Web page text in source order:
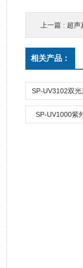
上一篇 : 超声
相关产品：
SP-UV1000紫